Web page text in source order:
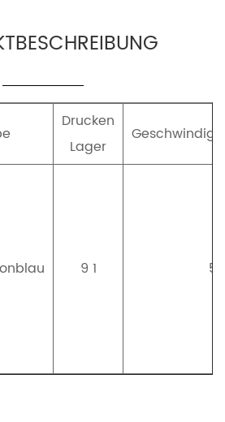
Drucken
Lager
9 1